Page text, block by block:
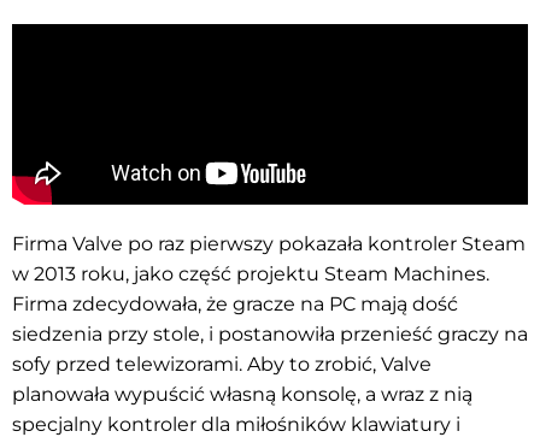
Firma Valve po raz pierwszy pokazała kontroler Steam
w 2013 roku, jako część projektu Steam Machines.
Firma zdecydowała, że gracze na PC mają dość
siedzenia przy stole, i postanowiła przenieść graczy na
sofy przed telewizorami. Aby to zrobić, Valve
planowała wypuścić własną konsolę, a wraz z nią
specjalny kontroler dla miłośników klawiatury i